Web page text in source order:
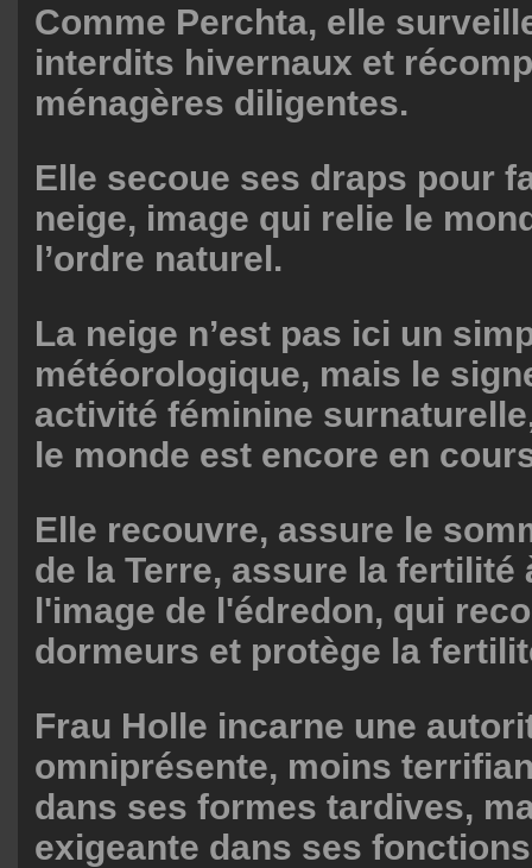
Comme Perchta, elle
interdits hivernaux et
ménagères diligentes.
Elle secoue ses draps pour
neige, image qui relie le
l’ordre naturel.
La neige n’est pas ici un
météorologique, mais le
activité féminine
le monde est encore en
Elle recouvre, assure le
de la Terre, assure la fertilité
l'image de l'édredon, qui
dormeurs et protège la
Frau Holle incarne une
omniprésente, moins
dans ses formes tardives,
exigeante dans ses